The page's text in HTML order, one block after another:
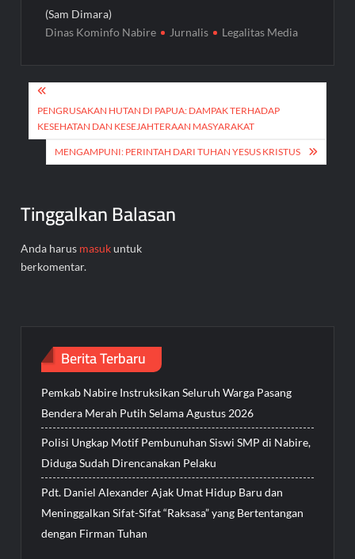
(Sam Dimara)
Dinas Kominfo Nabire
Jurnalis Legalitas Media
Navigasi
pos
PENGRUSAKAN HUTAN DI PAPUA: DAMPAK TERHADAP
KESEHATAN DAN KESEJAHTERAAN MASYARAKAT
MENGAMPUNI: PERINTAH DARI TUHAN YESUS KRISTUS
Tinggalkan Balasan
Anda harus masukuntuk
berkomentar.
Berita Terbaru
Pemkab Nabire Instruksikan Seluruh Warga Pasang
Bendera Merah Putih Selama Agustus 2026
Polisi Ungkap Motif Pembunuhan Siswi SMP di Nabire,
Diduga Sudah Direncanakan Pelaku
Pdt. Daniel Alexander Ajak Umat Hidup Baru dan
Meninggalkan Sifat-Sifat “Raksasa” yang Bertentangan
dengan Firman Tuhan